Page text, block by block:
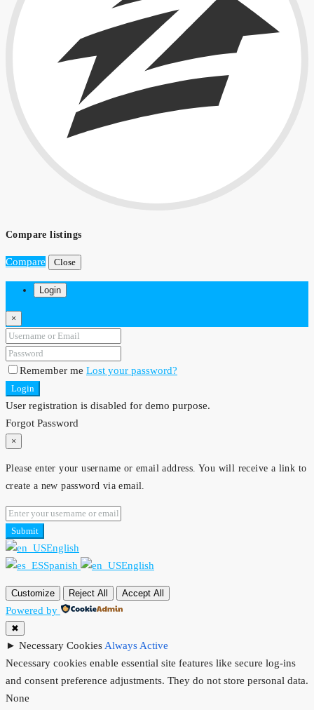
Compare listings
Compare Close
Login
×
Remember me Lost your password?
Login
User registration is disabled for demo purpose.
Forgot Password
×
Please enter your username or email address. You will receive a link to
create a new password via email.
Submit
English
Spanish
English
Customize Reject All Accept All
Powered by
✖
► Necessary CookiesAlways Active
Necessary cookies enable essential site features like secure log-ins
and consent preference adjustments. They do not store personal data.
None